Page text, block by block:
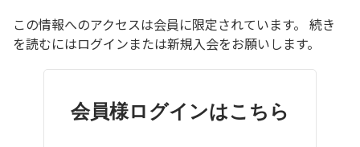
この情報へのアクセスは会員に限定されています。 続き
を読むにはログインまたは新規入会をお願いします。
会員様ログインはこちら